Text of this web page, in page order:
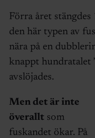
Förra året
den här typen av
nära på en
knappt hundratalet
avslöjades.
Men det är inte
överalltsom
fuskandet ökar. På